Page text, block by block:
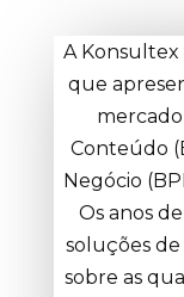
A Konsultex
que
mercado
Conteúdo
Negócio
Os anos
soluções de
sobre as